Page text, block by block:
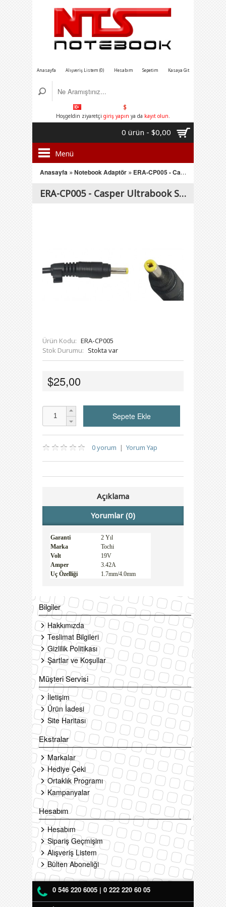
Anasayfa Alışveriş Listem (0) Hesabım Sepetim Kasaya Git
$
Hoşgeldin ziyaretçi giriş yapın ya da kayıt olun.
0 ürün - $0,00
Menü
Anasayfa »Notebook Adaptör » ERA-CP005 - Casper Ultrabook Serisi 19V 3.42A 1.7mm -4.0 mm
ERA-CP005 - Casper Ultrabook Serisi 19V 3.42A 1.7mm -4.0 mm
Ürün Kodu: ERA-CP005
Stok Durumu: Stokta var
$25,00
0 yorum | Yorum Yap
Açıklama
Yorumlar (0)
Garanti
2 Yıl
Marka
Tochi
Volt
19V
Amper
3.42A
Uç Özelliği
1.7mm/4.0mm
Bilgiler
Hakkımızda
Teslimat Bilgileri
Gizlilik Politikası
Şartlar ve Koşullar
Müşteri Servisi
İletişim
Ürün İadesi
Site Haritası
Ekstralar
Markalar
Hediye Çeki
Ortaklık Programı
Kampanyalar
Hesabım
Hesabım
Sipariş Geçmişim
Alışveriş Listem
Bülten Aboneliği
0 546 220 6005 | 0 222 220 60 05